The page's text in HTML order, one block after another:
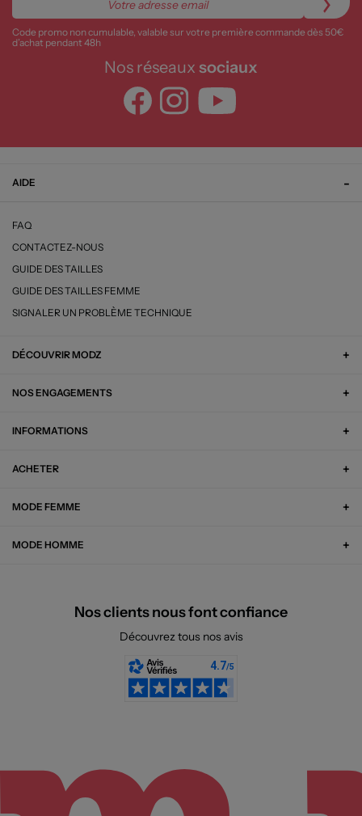
Code promo non cumulable, valable sur votre première commande dès 50€
d’achat pendant 48h
Nos réseaux sociaux
AIDE
FAQ
CONTACTEZ-NOUS
GUIDE DES TAILLES
GUIDE DES TAILLES FEMME
SIGNALER UN PROBLÈME TECHNIQUE
DÉCOUVRIR MODZ
NOS ENGAGEMENTS
INFORMATIONS
ACHETER
MODE FEMME
MODE HOMME
Nos clients nous font confiance
Découvrez tous nos avis